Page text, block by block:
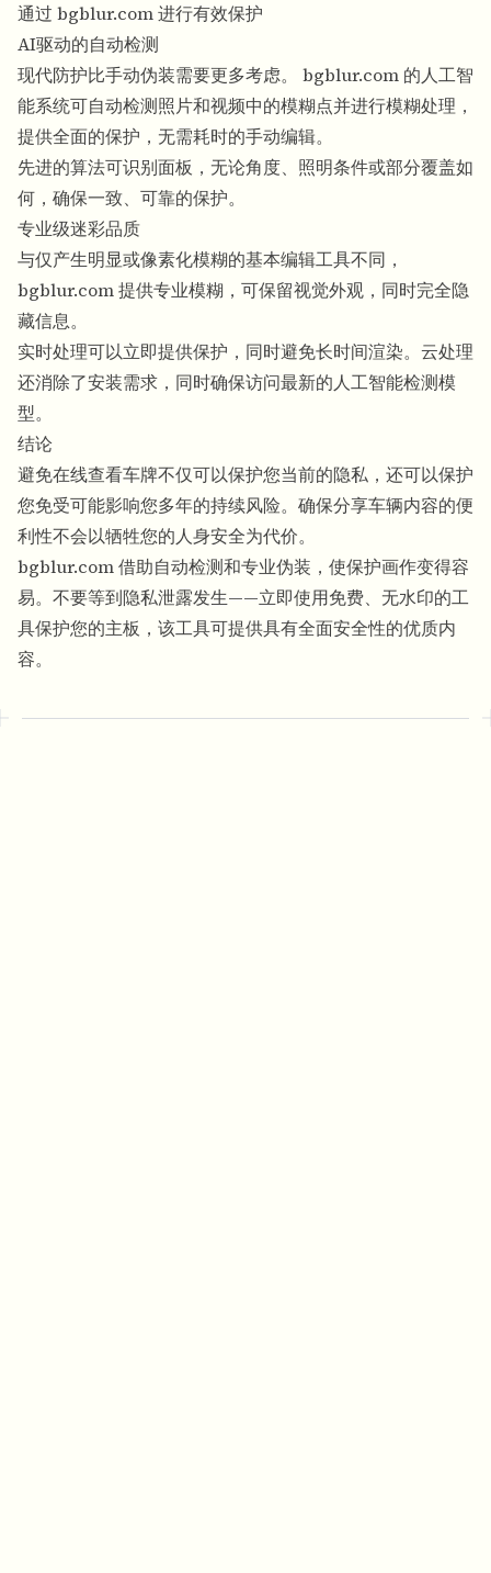
通过 bgblur.com 进行有效保护
AI驱动的自动检测
现代防护比手动伪装需要更多考虑。 bgblur.com 的人工智
能系统可自动检测照片和视频中的模糊点并进行模糊处理，
提供全面的保护，无需耗时的手动编辑。
先进的算法可识别面板，无论角度、照明条件或部分覆盖如
何，确保一致、可靠的保护。
专业级迷彩品质
与仅产生明显或像素化模糊的基本编辑工具不同，
bgblur.com 提供专业模糊，可保留视觉外观，同时完全隐
藏信息。
实时处理可以立即提供保护，同时避免长时间渲染。云处理
还消除了安装需求，同时确保访问最新的人工智能检测模
型。
结论
避免在线查看车牌不仅可以保护您当前的隐私，还可以保护
您免受可能影响您多年的持续风险。确保分享车辆内容的便
利性不会以牺牲您的人身安全为代价。
bgblur.com 借助自动检测和专业伪装，使保护画作变得容
易。不要等到隐私泄露发生——立即使用免费、无水印的工
具保护您的主板，该工具可提供具有全面安全性的优质内
容。